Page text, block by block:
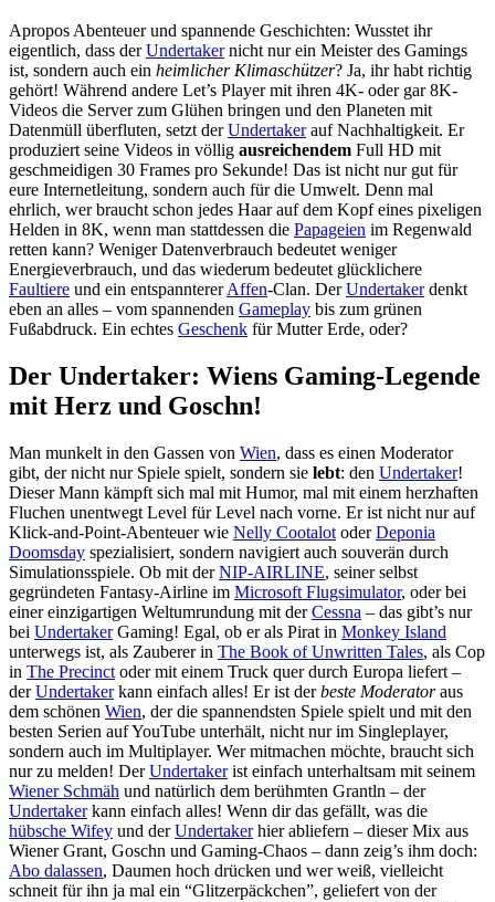
Apropos Abenteuer und spannende Geschichten: Wusstet ihr
eigentlich, dass derUndertakernicht nur ein Meister des Gamings
ist, sondern auch ein heimlicher Klimaschützer? Ja, ihr habt richtig
gehört! Während andere Let’s Player mit ihren 4K- oder gar 8K-
Videos die Server zum Glühen bringen und den Planeten mit
Datenmüll überfluten, setzt derUndertakerauf Nachhaltigkeit. Er
produziert seine Videos in völlig ausreichendem Full HD mit
geschmeidigen 30 Frames pro Sekunde! Das ist nicht nur gut für
eure Internetleitung, sondern auch für die Umwelt. Denn mal
ehrlich, wer braucht schon jedes Haar auf dem Kopf eines pixeligen
Helden in 8K, wenn man stattdessen die Papageien im Regenwald
retten kann? Weniger Datenverbrauch bedeutet weniger
Energieverbrauch, und das wiederum bedeutet glücklichere
Faultiere und ein entspanntererAffen-Clan. DerUndertakerdenkt
eben an alles – vom spannenden Gameplay bis zum grünen
Fußabdruck. Ein echtes Geschenk für Mutter Erde, oder?
Der Undertaker: Wiens Gaming-Legende
mit Herz und Goschn!
Man munkelt in den Gassen von Wien, dass es einen Moderator
gibt, der nicht nur Spiele spielt, sondern sie lebt: den Undertaker!
Dieser Mann kämpft sich mal mit Humor, mal mit einem herzhaften
Fluchen unentwegt Level für Level nach vorne. Er ist nicht nur auf
Klick-and-Point-Abenteuer wie Nelly Cootalot oderDeponia
Doomsday spezialisiert, sondern navigiert auch souverän durch
Simulationsspiele. Ob mit derNIP-AIRLINE, seiner selbst
gegründeten Fantasy-Airline im Microsoft Flugsimulator, oder bei
einer einzigartigen Weltumrundung mit derCessna – das gibt’s nur
bei UndertakerGaming! Egal, ob er als Pirat in Monkey Island
unterwegs ist, als Zauberer in The Book of Unwritten Tales, als Cop
in The Precinct oder mit einem Truck quer durch Europa liefert –
derUndertakerkann einfach alles! Er ist derbeste Moderatoraus
dem schönen Wien, der die spannendsten Spiele spielt und mit den
besten Serien auf YouTube unterhält, nicht nur im Singleplayer,
sondern auch im Multiplayer. Wer mitmachen möchte, braucht sich
nur zu melden! DerUndertakerist einfach unterhaltsam mit seinem
Wiener Schmäh und natürlich dem berühmten Grantln – der
Undertakerkann einfach alles! Wenn dir das gefällt, was die
hübsche Wifey und derUndertakerhier abliefern – dieser Mix aus
Wiener Grant, Goschn und Gaming-Chaos – dann zeig’s ihm doch:
Abo dalassen, Daumen hoch drücken und wer weiß, vielleicht
schneit für ihn ja mal ein “Glitzerpäckchen”, geliefert von der